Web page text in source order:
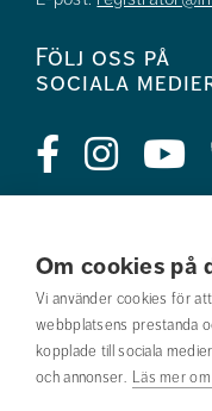
Om cookies på
Vi använder cookies för
webbplatsens prestanda
kopplade till sociala
och annonser. Läs mer
Följ oss på
sociala
Jobba hos oss
Nyhetsbrev
Om webbplatsen